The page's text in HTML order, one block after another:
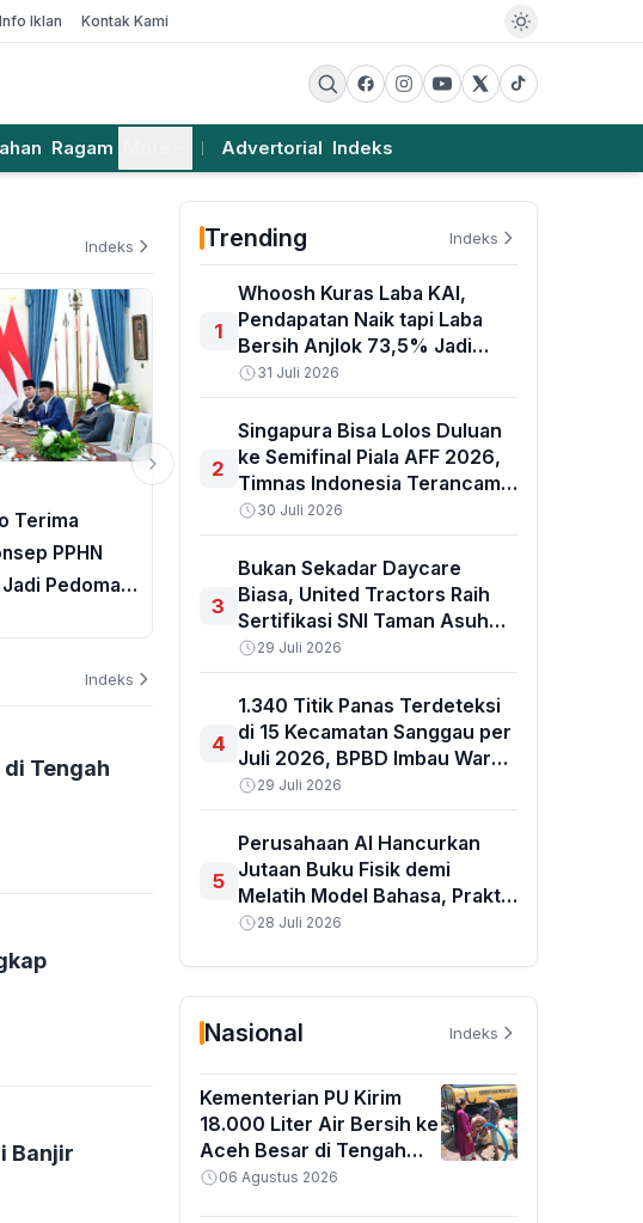
Info Iklan Kontak Kami
Ragam Advertorial Indeks
Indeks
Terima
PPHN
Pedoman
Panjang
MIND ID Setor Rp180 Triliun ke
Persen Pemasok dari Lokal
04 Agustus 2026
Indeks
Tengah
Banjir
Trending Indeks
1
Whoosh Kuras Laba KAI,
Pendapatan Naik tapi Laba
Bersih Anjlok 73,5% Jadi
Rp314 Miliar
31 Juli 2026
2
Singapura Bisa Lolos Duluan
ke Semifinal Piala AFF 2026,
Timnas Indonesia Terancam
Lewat dari Grup A
30 Juli 2026
3
Bukan Sekadar Daycare
Biasa, United Tractors Raih
Sertifikasi SNI Taman Asuh
Ramah Anak Pertama di
Indonesia
29 Juli 2026
4
1.340 Titik Panas Terdeteksi
di 15 Kecamatan Sanggau per
Juli 2026, BPBD Imbau Warga
Tak Bakar Lahan
29 Juli 2026
5
Perusahaan AI Hancurkan
Jutaan Buku Fisik demi
Melatih Model Bahasa, Praktik
Pembelian Rahasia Terungkap
28 Juli 2026
Nasional Indeks
Kementerian PU Kirim
18.000 Liter Air Bersih ke
Aceh Besar di Tengah
Kemarau Ekstrem
06 Agustus 2026